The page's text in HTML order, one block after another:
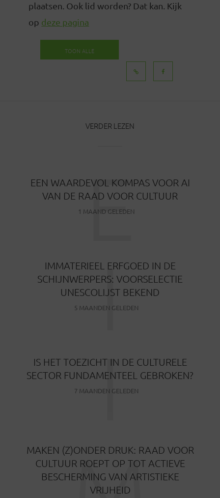
plaatsen. Ook lid worden? Dat kan. Kijk
op deze pagina
TOON ALLE
VERDER LEZEN
EEN WAARDEVOL KOMPAS VOOR AI
VAN DE RAAD VOOR CULTUUR
1 MAAND GELEDEN
E
IMMATERIEEL ERFGOED IN DE
SCHIJNWERPERS: VOORSELECTIE
UNESCOLIJST BEKEND
5 MAANDEN GELEDEN
I
IS HET TOEZICHT IN DE CULTURELE
SECTOR FUNDAMENTEEL GEBROKEN?
7 MAANDEN GELEDEN
I
MAKEN (Z)ONDER DRUK: RAAD VOOR
CULTUUR ROEPT OP TOT ACTIEVE
BESCHERMING VAN ARTISTIEKE
VRIJHEID